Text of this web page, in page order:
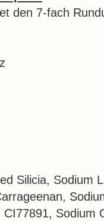
den 7-fach
Silicia, Sodium
Sodium